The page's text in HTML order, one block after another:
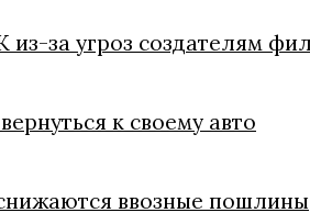
из-за угроз создателям
к своему авто
ввозные пошлины